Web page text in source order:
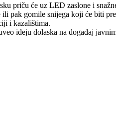
priču će uz LED zaslone i
pak gomile snijega koji će biti
i kazalištima.
ideju dolaska na događaj